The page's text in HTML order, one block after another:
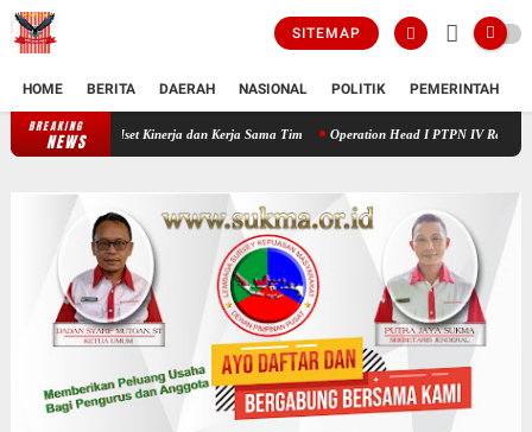
SITEMAP
HOME BERITA DAERAH NASIONAL POLITIK PEMERINTAH
BREAKING
NEWS
Mindset Kinerja dan Kerja Sama Tim Operation Head I PTPN IV Regional V